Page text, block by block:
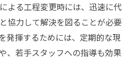
よる工程変更時には、迅速に代
協力して解決を図ることが必要
発揮するためには、定期的な現
、若手スタッフへの指導も効果